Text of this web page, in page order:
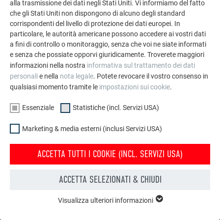
GUARDA ALTRE REFERENZE
alla trasmissione dei dati negli Stati Uniti. Vi informiamo del fatto
che gli Stati Uniti non dispongono di alcuno degli standard
corrispondenti del livello di protezione dei dati europei. In
particolare, le autorità americane possono accedere ai vostri dati
a fini di controllo o monitoraggio, senza che voi ne siate informati
e senza che possiate opporvi giuridicamente. Troverete maggiori
informazioni nella nostra informativa sul trattamento dei dati
personalie nella nota legale. Potete revocare il vostro consenso in
qualsiasi momento tramite le impostazioni sui cookie.
Essenziale Statistiche (incl. Servizi USA)
Marketing & media esterni (inclusi Servizi USA)
ACCETTA TUTTI I COOKIE (INCL. SERVIZI USA)
ACCETTA SELEZIONATI & CHIUDI
Visualizza ulteriori informazioni